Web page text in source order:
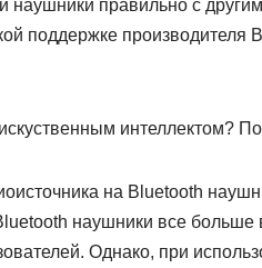
наушники правильно с
поддержке
интеллектом?
на Bluetooth
наушники все больше
Однако, при